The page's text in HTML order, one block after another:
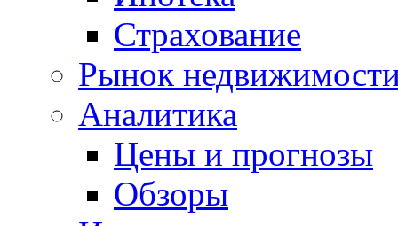
Страхование
Рынок
Аналитика
Цены и прогнозы
Обзоры